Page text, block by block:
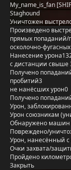
My_name_is_fan
Staghound
Уничтожен
Произведено
прямых попаданий/
осколочно-
Нанесение урона
с дистанции свыше
Получено
пробитий3
не нанёсших урон0
Получено
Урон,
Урон союзникам
Обнаружено машин
Повреждено/
Урон, нанесённый
Очки захвата/
Пройдено
Закрыть